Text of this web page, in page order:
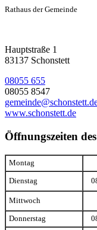
Rathaus der Gemeinde
Hauptstraße 1
83137 Schonstett
08055 655
08055 8547
www.schonstett.de
Öffnungszeiten
Montag
Dienstag
Mittwoch
Donnerstag